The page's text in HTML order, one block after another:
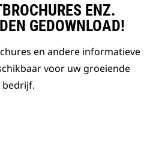
ENZ.
GEDOWNLOAD!
en andere informatieve
voor uw groeiende
bedrijf.